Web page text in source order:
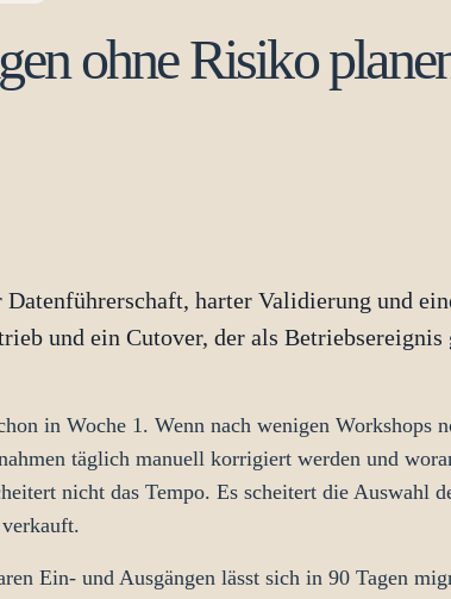
ohne Risiko
harter Validierung und
und ein Cutover, der als Betriebsereignis
in Woche 1. Wenn nach wenigen Workshops
täglich manuell korrigiert werden und
nicht das Tempo. Es scheitert die Auswahl
Ein- und Ausgängen lässt sich in 90 Tagen